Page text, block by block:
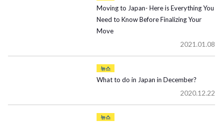
Moving to Japan- Here is Everything You
Need to Know Before Finalizing Your
Move
2021.01.08
뉴스
What to do in Japan in December?
2020.12.22
뉴스